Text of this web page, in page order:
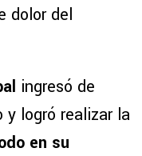
dolor del
ingresó de
logró realizar la
en su